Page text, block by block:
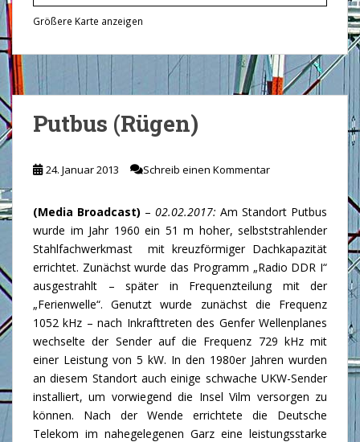
Größere Karte anzeigen
Putbus (Rügen)
24. Januar 2013 Schreib einen Kommentar
(Media Broadcast) – 02.02.2017: Am Standort Putbus
wurde im Jahr 1960 ein 51 m hoher, selbststrahlender
Stahlfachwerkmast mit kreuzförmiger Dachkapazität
errichtet. Zunächst wurde das Programm „Radio DDR I“
ausgestrahlt – später in Frequenzteilung mit der
„Ferienwelle“. Genutzt wurde zunächst die Frequenz
1052 kHz – nach Inkrafttreten des Genfer Wellenplanes
wechselte der Sender auf die Frequenz 729 kHz mit
einer Leistung von 5 kW. In den 1980er Jahren wurden
an diesem Standort auch einige schwache UKW-Sender
installiert, um vorwiegend die Insel Vilm versorgen zu
können. Nach der Wende errichtete die Deutsche
Telekom im nahegelegenen Garz eine leistungsstarke